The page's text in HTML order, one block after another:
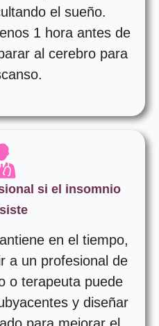
el sueño.
1 hora antes de
al cerebro para
si el insomnio
en el tiempo,
a un profesional de
o terapeuta puede
y diseñar